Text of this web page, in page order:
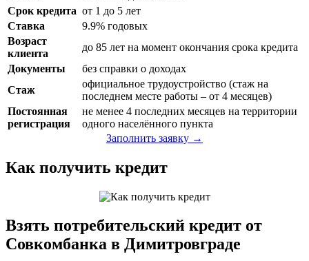
Срок кредита от 1 до 5 лет
Ставка
9.9% годовых
Возраст
клиента
до 85 лет на момент окончания срока кредита
Документы
без справки о доходах
Стаж
официальное трудоустройство (стаж на
последнем месте работы – от 4 месяцев)
Постоянная
регистрация
не менее 4 последних месяцев на территории
одного населённого пункта
Заполнить заявку →
Как получить кредит
Взять потребительский кредит от
Совкомбанка в Димитровграде